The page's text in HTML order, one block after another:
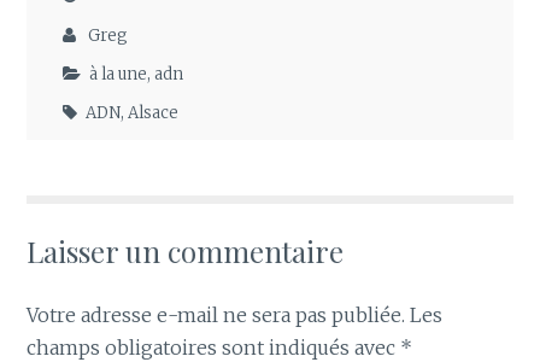
Greg
à la une,adn
ADN,Alsace
Laisser un commentaire
Votre adresse e-mail ne sera pas publiée. Les
champs obligatoires sont indiqués avec *